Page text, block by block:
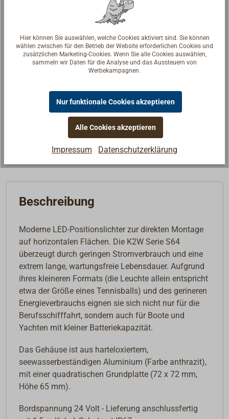
3356-100
Adapterplatte 178x178mm
für Schiff
---
Farbe
---
140,60 €*
Am Lager
Beschreibung
Moderne LED-Positionslichter zur direkten Montage
auf horizontalen Flächen. Die K2W Serie S64
überzeugt durch geringen Stromverbrauch und eine
extrem lange, wartungsfreie Lebensdauer. Aufgrund
ihres kleineren Formats (die Leuchte allein entspricht
etwa der Größe eines Tennisballs) und des gerineren
Energieverbrauchs eignen sie sich nicht nur für die
Berufsschifffahrt, sondern auch für Boote und
Yachten mit kleiner Batteriekapazität.
Das Gehäuse ist aus harteloxiertem,
seewasserbeständigen Aluminium (Farbe anthrazit),
mit einer quadratischen Grundplatte (72 x 72 mm,
Höhe 65 mm).
Bordspannung 24 Volt - Lieferung anschlussfertig
Hier können Sie auswählen, welche Cookies aktiviert sind. Sie können
wählen zwischen für den Betrieb der Website erforderlichen Cookies und
zusätzlichen Marketing-Cookies. Wenn Sie alle Cookies auswählen,
sammeln wir Daten für die Analyse und das Aussteuern von
Werbekampagnen.
Nur funktionale Cookies akzeptieren
Alle Cookies akzeptieren
Impressum Datenschutzerklärung